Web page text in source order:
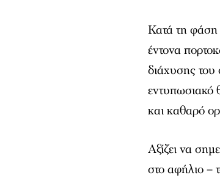
Κατά τη φάση
έντονα
διάχυσης
εντυπωσιακό
και καθαρό
Αξίζει να
στο αφήλιο –